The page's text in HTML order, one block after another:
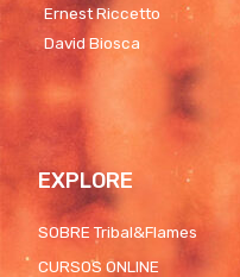
Ernest Riccetto
David Biosca
EXPLORE
SOBRE Tribal&Flames
CURSOS ONLINE